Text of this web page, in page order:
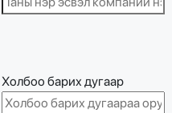
Холбоо барих дугаар